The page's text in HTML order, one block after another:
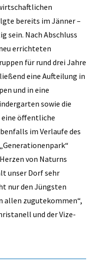
bereits im Jänner –
sein. Nach Abschluss
errichteten
für rund drei Jahre
eine Aufteilung in
und in eine
sowie die
eine öffentliche
im Verlaufe des
von Naturns
unser Dorf sehr
nur den Jüngsten
allen zugutekommen“,
und der Vize-